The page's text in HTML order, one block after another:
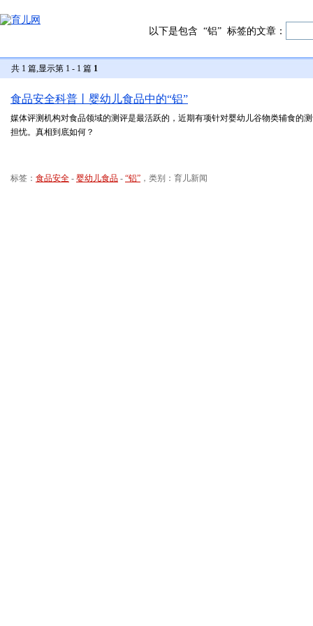
以下是包含 “铝” 标签的文章：
共 1 篇,显示第 1 - 1 篇 1
食品安全科普丨婴幼儿食品中的“铝”
媒体评测机构对食品领域的测评是最活跃的，近期有项针对婴幼儿谷物类辅食的
担忧。真相到底如何？
标签： 食品安全 - 婴幼儿食品 - “铝” ，类别：育儿新闻